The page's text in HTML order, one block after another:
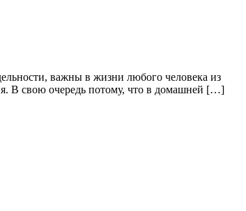
важны в жизни любого человека из
В свою очередь потому, что в домашней […]